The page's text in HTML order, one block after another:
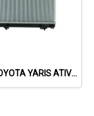
หม้อน้ำ TOYOTA YARIS ATIV'22